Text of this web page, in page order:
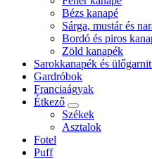
Bézs kanapé
Sárga, mustár és
Bordó és piros
Zöld kanapék
Sarokkanapék és
Gardróbok
Franciaágyak
Étkező
Székek
Asztalok
Fotel
Puff